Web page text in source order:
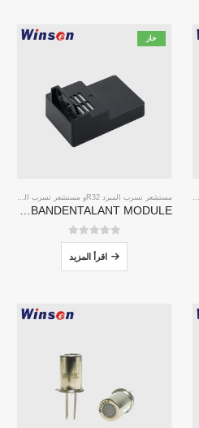
ومستشعر تسرب التبريد R454B
حار
مستشعر تسرب المبرد R32 و مستشعر تسرب المبرد R290
ZRT512C-B-BANDENTALANT MODULE | مستشعر غاز NDIR منخفض الجهد لـ R32 ، R454B ، R290
0من 5
اقرأ المزيد